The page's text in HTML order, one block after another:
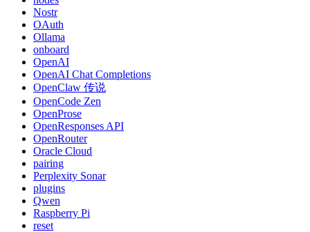
Nostr
OAuth
Ollama
onboard
OpenAI
OpenAI Chat Completions
OpenClaw 传说
OpenCode Zen
OpenProse
OpenResponses API
OpenRouter
Oracle Cloud
pairing
Perplexity Sonar
plugins
Qwen
Raspberry Pi
reset